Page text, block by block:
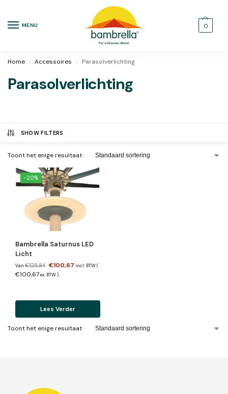
MENU 0
Home / Accessoires / Parasolverlichting
Parasolverlichting
SHOW FILTERS
Toont het enige resultaat
-20%
Bambrella Saturnus LED
Licht
Van €125,84 €100,67 incl. BTW (
€100,67ex. BTW)
Lees Verder
Toont het enige resultaat